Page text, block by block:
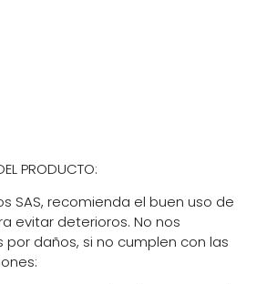
PRODUCTO:
SAS, recomienda el buen uso de
evitar deterioros. No nos
por daños, si no cumplen con las